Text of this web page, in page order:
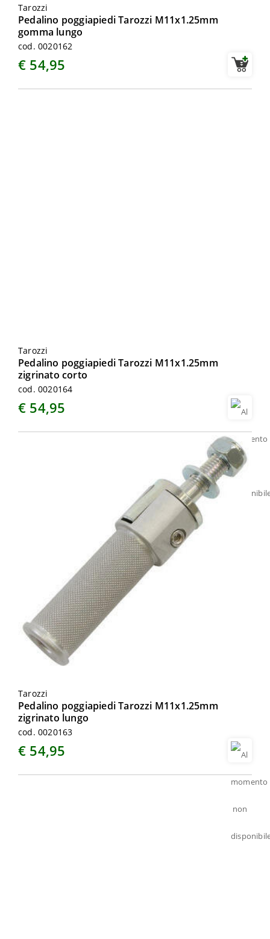
Tarozzi
Pedalino poggiapiedi Tarozzi M11x1.25mm
gomma lungo
cod. 0020162
€ 54,95
Tarozzi
Pedalino poggiapiedi Tarozzi M11x1.25mm
zigrinato corto
cod. 0020164
€ 54,95
Tarozzi
Pedalino poggiapiedi Tarozzi M11x1.25mm
zigrinato lungo
cod. 0020163
€ 54,95